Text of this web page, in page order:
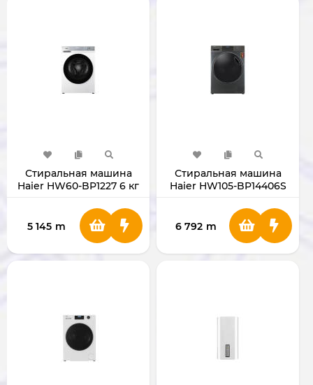
Стиральная машина
Haier HW60-BP1227 6 кг
5 145 m
Стиральная машина
Haier HW105-BP14406S
6 792 m